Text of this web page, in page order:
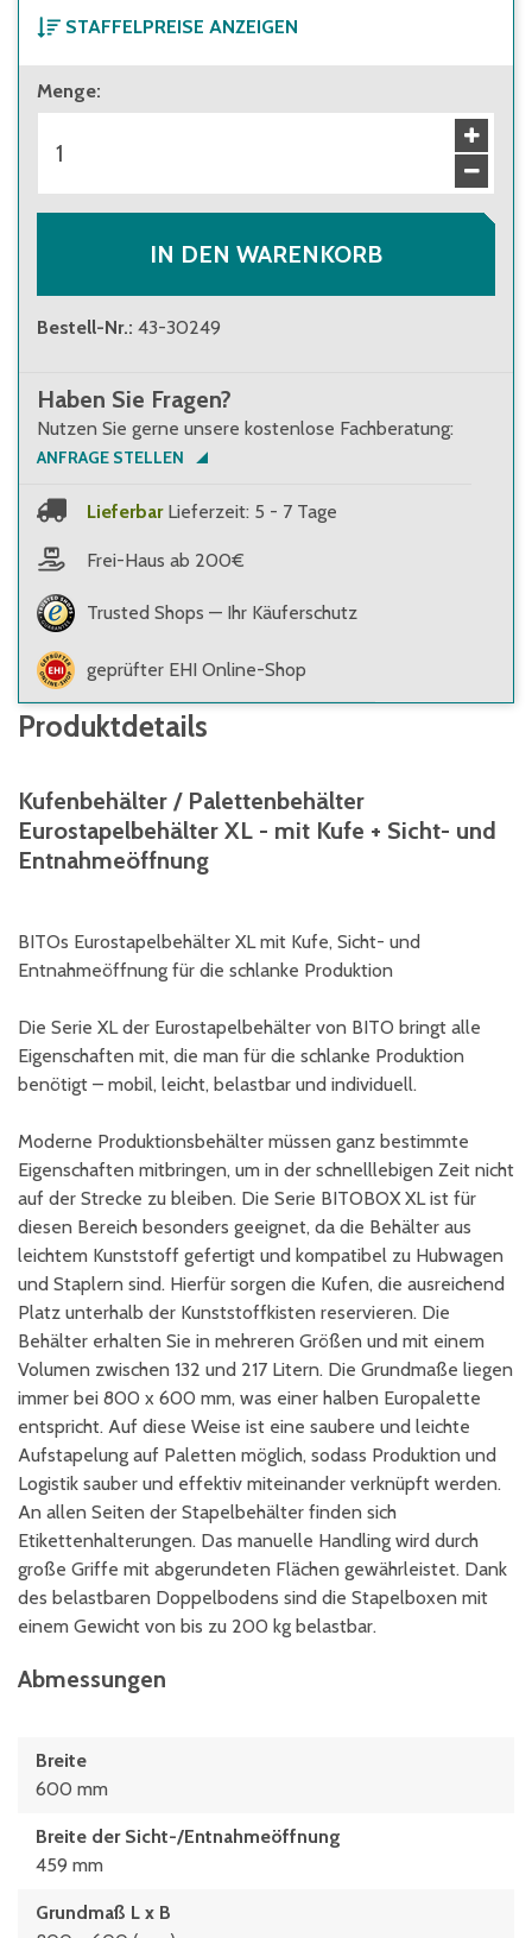
STAFFELPREISE ANZEIGEN
ab 1 Stück
128,00 €
ab 10 Stück
114,00 €
Menge:
IN DEN WARENKORB
Bestell-Nr.: 43-30249
Haben Sie Fragen?
Nutzen Sie gerne unsere kostenlose Fachberatung:
ANFRAGE STELLEN
Lieferbar Lieferzeit: 5 - 7 Tage
Frei-Haus ab 200€
Trusted Shops — Ihr Käuferschutz
geprüfter EHI Online-Shop
Produktdetails
Kufenbehälter / Palettenbehälter
Eurostapelbehälter XL - mit Kufe + Sicht- und
Entnahmeöffnung
BITOs Eurostapelbehälter XL mit Kufe, Sicht- und
Entnahmeöffnung für die schlanke Produktion
Die Serie XL der Eurostapelbehälter von BITO bringt alle
Eigenschaften mit, die man für die schlanke Produktion
benötigt – mobil, leicht, belastbar und individuell.
Moderne Produktionsbehälter müssen ganz bestimmte
Eigenschaften mitbringen, um in der schnelllebigen Zeit nicht
auf der Strecke zu bleiben. Die Serie BITOBOX XL ist für
diesen Bereich besonders geeignet, da die Behälter aus
leichtem Kunststoff gefertigt und kompatibel zu Hubwagen
und Staplern sind. Hierfür sorgen die Kufen, die ausreichend
Platz unterhalb der Kunststoffkisten reservieren. Die
Behälter erhalten Sie in mehreren Größen und mit einem
Volumen zwischen 132 und 217 Litern. Die Grundmaße liegen
immer bei 800 x 600 mm, was einer halben Europalette
entspricht. Auf diese Weise ist eine saubere und leichte
Aufstapelung auf Paletten möglich, sodass Produktion und
Logistik sauber und effektiv miteinander verknüpft werden.
An allen Seiten der Stapelbehälter finden sich
Etikettenhalterungen. Das manuelle Handling wird durch
große Griffe mit abgerundeten Flächen gewährleistet. Dank
des belastbaren Doppelbodens sind die Stapelboxen mit
einem Gewicht von bis zu 200 kg belastbar.
Abmessungen
Breite
600 mm
Breite der Sicht-/Entnahmeöffnung
459 mm
Grundmaß L x B